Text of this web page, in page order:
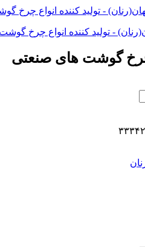
- تولید کننده انواع چرخ
چرخ گوشت های صنعتی